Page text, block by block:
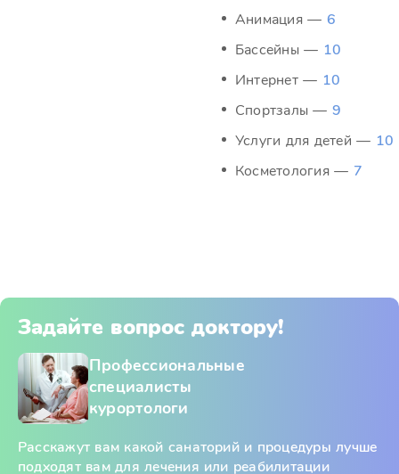
Анимация — 6
Бассейны — 10
Интернет — 10
Спортзалы — 9
Услуги для детей — 10
Косметология — 7
Задайте вопрос доктору!
Профессиональные
специалисты
курортологи
Расскажут вам какой санаторий и процедуры лучше
подходят вам для лечения или реабилитации